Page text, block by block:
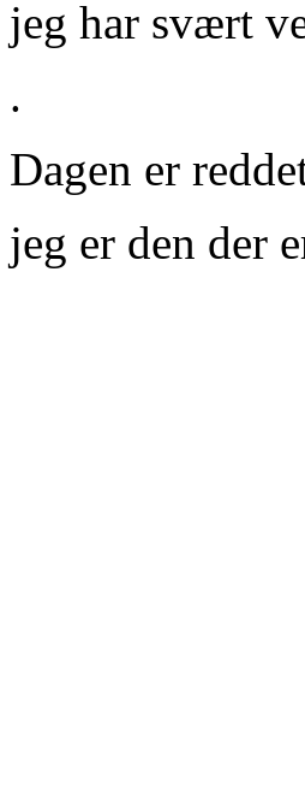
jeg har svært
.
Dagen er
jeg er den der